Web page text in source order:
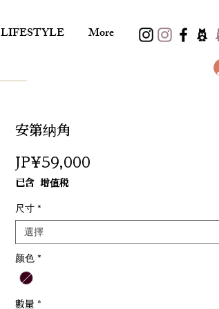
LIFESTYLE More
安第纳角
JP¥59,000
已含 增值税
尺寸 *
選擇
颜色 *
數量 *